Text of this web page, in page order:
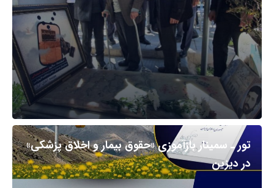
تور ـ سمینار بازآموزی «حقوق بیمار و اخلاق پزشکی»
در دیزین